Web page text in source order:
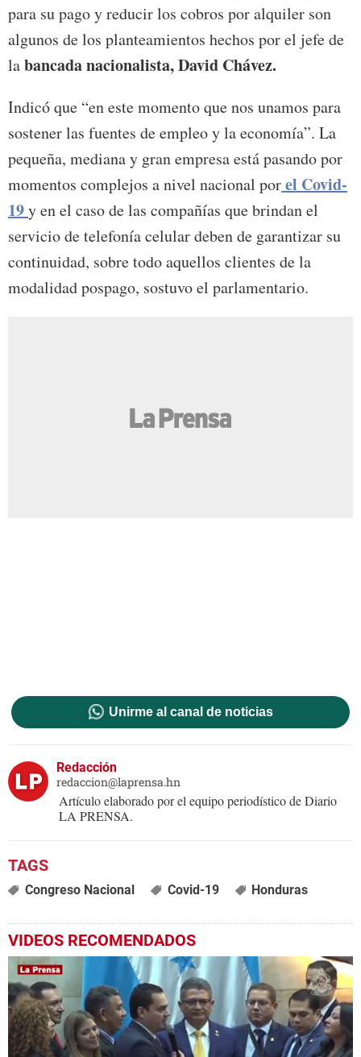
para su pago y reducir los cobros por alquiler son
algunos de los planteamientos hechos por el jefe de
labancada nacionalista, David Chávez.
Indicó que “en este momento que nos unamos para
sostener las fuentes de empleo y la economía”. La
pequeña, mediana y gran empresa está pasando por
momentos complejos a nivel nacional porel Covid-
19y en el caso de las compañías que brindan el
servicio de telefonía celular deben de garantizar su
continuidad, sobre todo aquellos clientes de la
modalidad pospago, sostuvo el parlamentario.
Unirme al canal de noticias
Redacción
redaccion@laprensa.hn
Artículo elaborado por el equipo periodístico de Diario
LA PRENSA.
Congreso Nacional Covid-19 Honduras
VIDEOS RECOMENDADOS